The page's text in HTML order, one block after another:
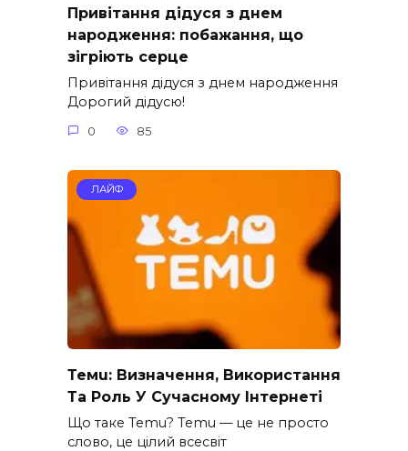
Привітання дідуся з днем
народження: побажання, що
зігріють серце
Привітання дідуся з днем народження
Дорогий дідусю!
0 85
ЛАЙФ
Темu: Визначення, Використання
Та Роль У Сучасному Інтернеті
Що таке Temu? Temu — це не просто
слово, це цілий всесвіт